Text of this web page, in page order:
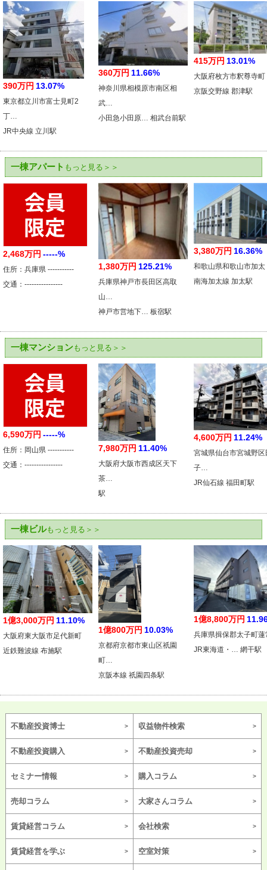
390万円 13.07%
東京都立川市富士見町2
丁…
JR中央線 立川駅
360万円 11.66%
神奈川県相模原市南区相
武…
小田急小田原… 相武台前駅
415万円 13.01%
大阪府枚方市釈尊寺町
京阪交野線 郡津駅
一棟アパート もっと見る＞＞
2,468万円 -----%
住所：兵庫県 -----------
交通：----------------
1,380万円 125.21%
兵庫県神戸市長田区高取
山…
神戸市営地下… 板宿駅
3,380万円 16.36%
和歌山県和歌山市加太
南海加太線 加太駅
一棟マンションもっと見る＞＞
6,590万円 -----%
住所：岡山県 -----------
交通：----------------
7,980万円 11.40%
大阪府大阪市西成区天下
茶…
駅
4,600万円 11.24%
宮城県仙台市宮城野区
子…
JR仙石線 福田町駅
一棟ビルもっと見る＞＞
1億3,000万円 11.10%
大阪府東大阪市足代新町
近鉄難波線 布施駅
1億800万円 10.03%
京都府京都市東山区祇園
町…
京阪本線 祇園四条駅
1億8,800万円
兵庫県揖保郡太子町蓮
JR東海道・… 網干駅
不動産投資博士 収益物件検索
不動産投資購入 不動産投資売却
セミナー情報 購入コラム
売却コラム 大家さんコラム
賃貸経営コラム 会社検索
賃貸経営を学ぶ 空室対策